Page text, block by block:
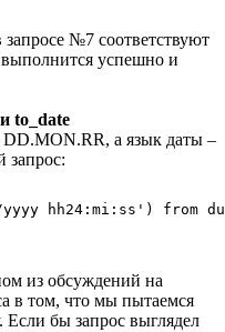
№7 соответствуют
успешно и
to_date
а язык даты –
запрос:
yyyy hh24:mi:ss') from
из обсуждений на
в том, что мы пытаемся
Если бы запрос выглядел